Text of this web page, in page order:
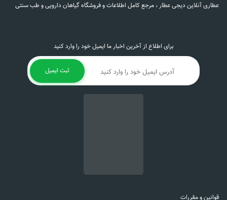
قوانین و مقررات
برای اطلاع از آخرین اخبار ما ایمیل خود را وارد کنید
ثبت ایمیل
عطاری آنلاین دیجی عطار ، مرجع کامل اطلاعات و فروشگاه گیاهان دارویی و طب سنتی